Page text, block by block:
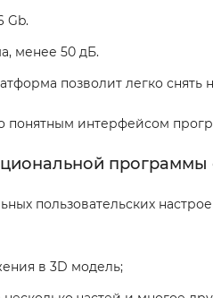
Gb.
менее 50 дБ.
позволит легко снять
понятным интерфейсом
программы
пользовательских
в 3D модель;